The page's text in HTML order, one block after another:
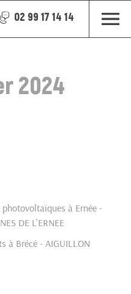
02 99 17 14 14
2024
à Ernée -
DE L'ERNEE
à Brécé - AIGUILLON